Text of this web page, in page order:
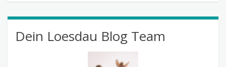
Dein Loesdau Blog Team